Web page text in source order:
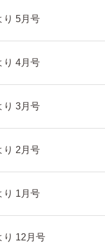
り 5月号
り 4月号
り 3月号
り 2月号
り 1月号
り 12月号